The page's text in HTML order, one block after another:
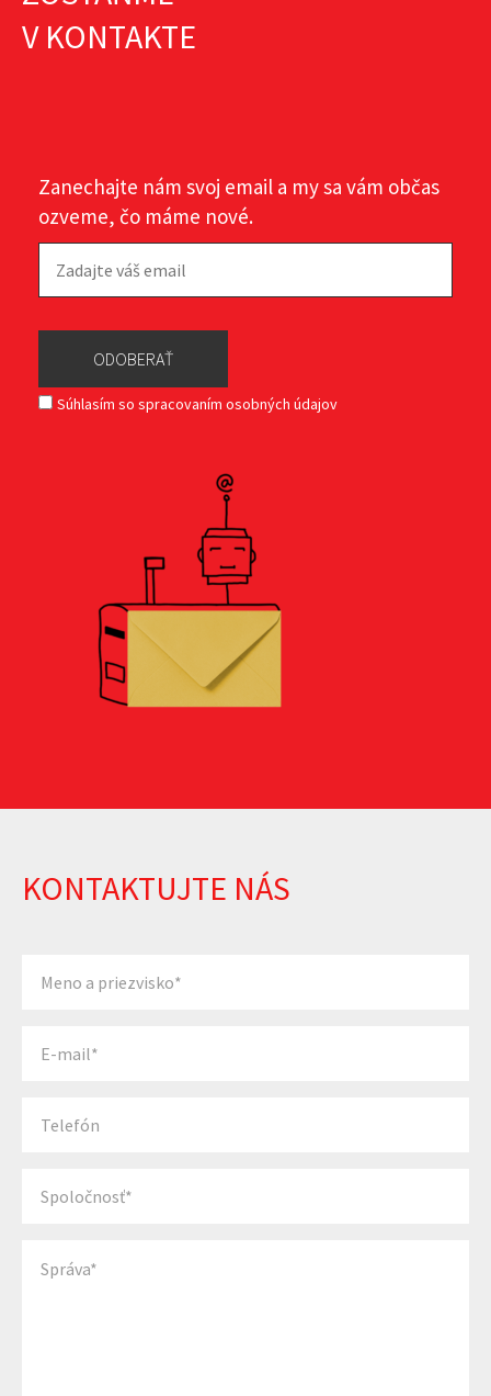
ZOSTAŇME
Zanechajte nám svoj email a my sa vám občas
ozveme, čo máme nové.